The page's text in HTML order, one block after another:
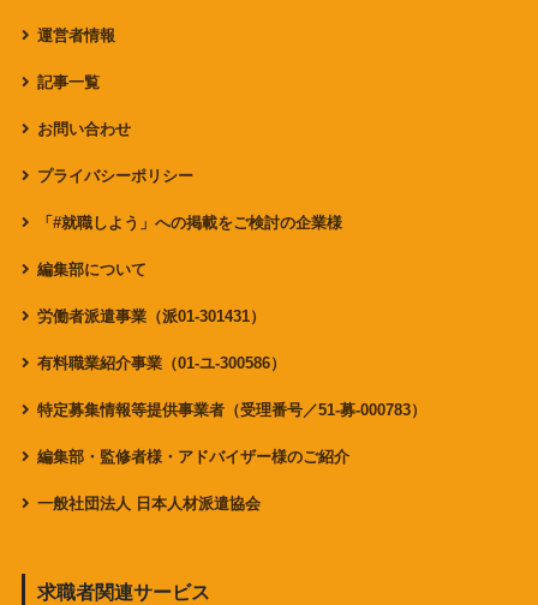
運営者情報
記事一覧
お問い合わせ
プライバシーポリシー
「#就職しよう」への掲載をご検討の企業様
編集部について
労働者派遣事業（派01-301431）
有料職業紹介事業（01-ユ-300586）
特定募集情報等提供事業者（受理番号／51-募-000783）
編集部・監修者様・アドバイザー様のご紹介
一般社団法人 日本人材派遣協会
求職者関連サービス